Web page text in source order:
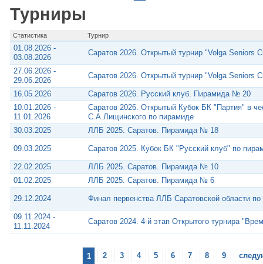
Турниры
Статистика Турнир
01.08.2026 -
03.08.2026
Саратов 2026. Открытый турнир "Volga Seniors
27.06.2026 -
29.06.2026
Саратов 2026. Открытый турнир "Volga Seniors
16.05.2026
Саратов 2026. Русский клуб. Пирамида № 20
10.01.2026 -
11.01.2026
Саратов 2026. Открытый Кубок БК "Партия" в
С.А.Лищинского по пирамиде
30.03.2025
ЛЛБ 2025. Саратов. Пирамида № 18
09.03.2025 Саратов 2025. Кубок БК "Русский клуб" по
22.02.2025
ЛЛБ 2025. Саратов. Пирамида № 10
01.02.2025
ЛЛБ 2025. Саратов. Пирамида № 6
29.12.2024 Финал первенства ЛЛБ Саратовской области
09.11.2024 -
11.11.2024
Саратов 2024. 4-й этап Открытого турнира
1 2 3 4 5 6 7 8 9